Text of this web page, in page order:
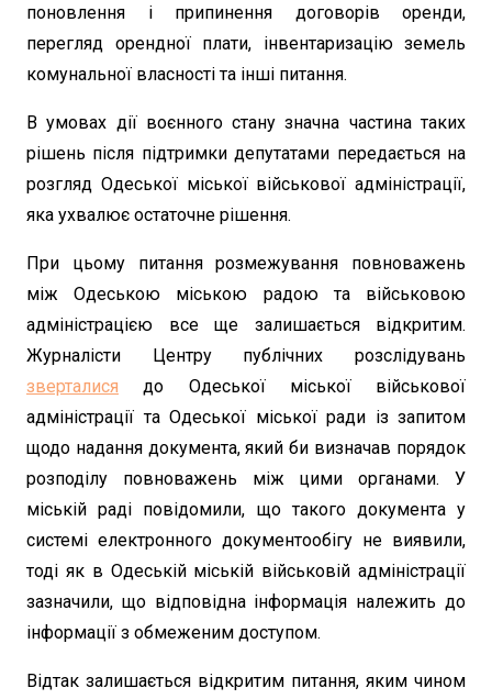
поновлення і припинення договорів оренди,
перегляд орендної плати, інвентаризацію земель
комунальної власності та інші питання.
В умовах дії воєнного стану значна частина таких
рішень після підтримки депутатами передається на
розгляд Одеської міської військової адміністрації,
яка ухвалює остаточне рішення.
При цьому питання розмежування повноважень
між Одеською міською радою та військовою
адміністрацією все ще залишається відкритим.
Журналісти Центру публічних розслідувань
зверталися до Одеської міської військової
адміністрації та Одеської міської ради із запитом
щодо надання документа, який би визначав порядок
розподілу повноважень між цими органами. У
міській раді повідомили, що такого документа у
системі електронного документообігу не виявили,
тоді як в Одеській міській військовій адміністрації
зазначили, що відповідна інформація належить до
інформації з обмеженим доступом.
Відтак залишається відкритим питання, яким чином